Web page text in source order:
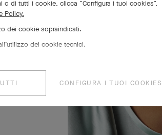
di tutti i cookie, clicca “Configura i tuoi cookies”,
Policy.
dei cookie sopraindicati.
dei cookie tecnici.
CONFIGURA I TUOI COOKIES